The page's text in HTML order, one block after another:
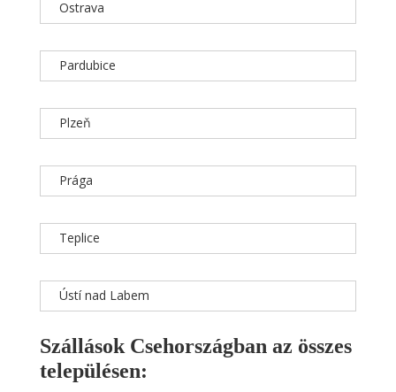
Ostrava
Pardubice
Plzeň
Prága
Teplice
Ústí nad Labem
Szállások Csehországban az összes
településen: